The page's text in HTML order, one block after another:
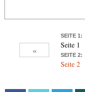
«
SEITE 1:
Seite 1
SEITE 2:
Seite 2